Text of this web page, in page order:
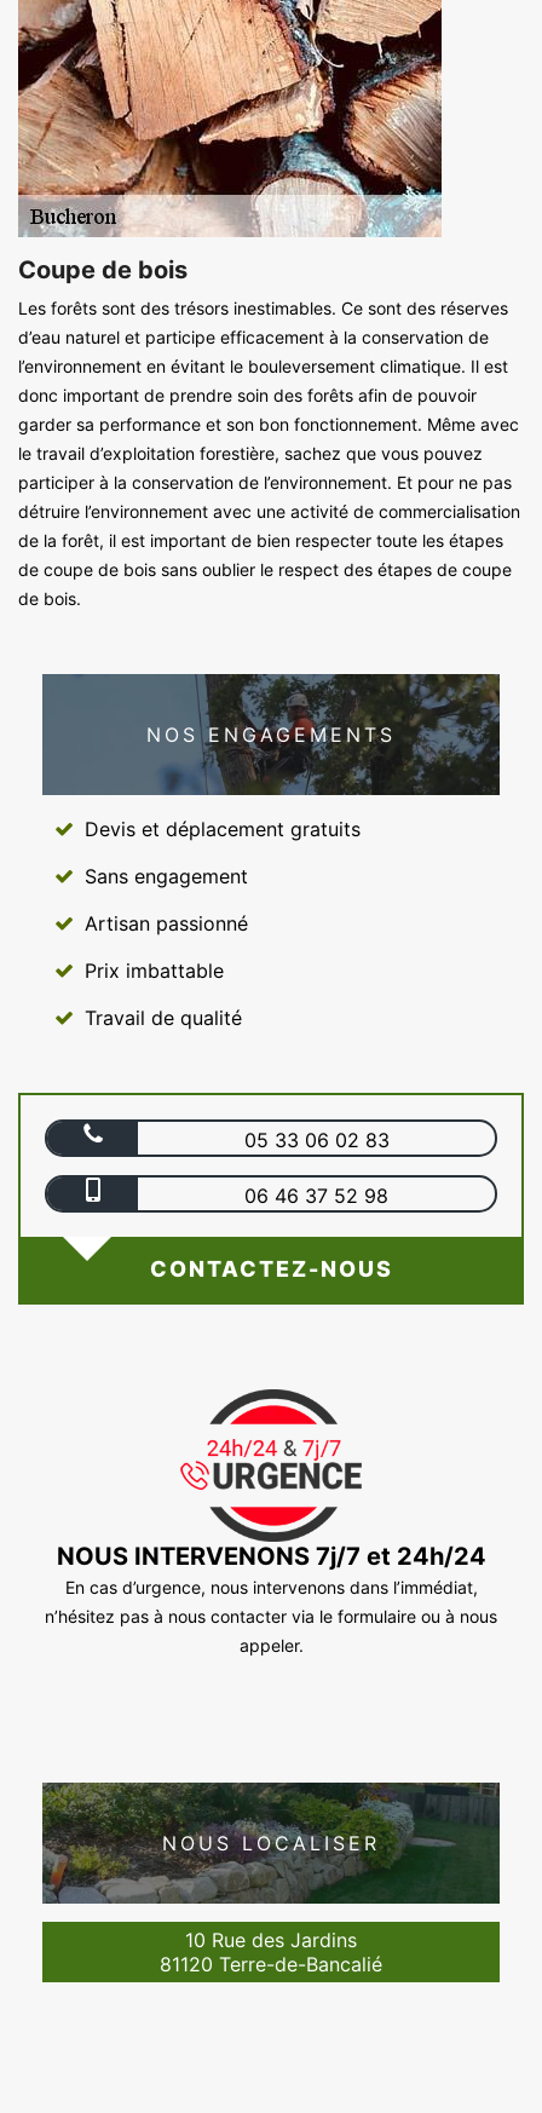
Coupe de bois
Les forêts sont des trésors inestimables. Ce sont des réserves
d’eau naturel et participe efficacement à la conservation de
l’environnement en évitant le bouleversement climatique. Il est
donc important de prendre soin des forêts afin de pouvoir
garder sa performance et son bon fonctionnement. Même avec
le travail d’exploitation forestière, sachez que vous pouvez
participer à la conservation de l’environnement. Et pour ne pas
détruire l’environnement avec une activité de commercialisation
de la forêt, il est important de bien respecter toute les étapes
de coupe de bois sans oublier le respect des étapes de coupe
de bois.
NOS ENGAGEMENTS
Devis et déplacement gratuits
Sans engagement
Artisan passionné
Prix imbattable
Travail de qualité
05 33 06 02 83
06 46 37 52 98
CONTACTEZ-NOUS
NOUS INTERVENONS 7j/7 et 24h/24
En cas d’urgence, nous intervenons dans l’immédiat,
n’hésitez pas à nous contacter via le formulaire ou à nous
appeler.
NOUS LOCALISER
10 Rue des Jardins
81120 Terre-de-Bancalié